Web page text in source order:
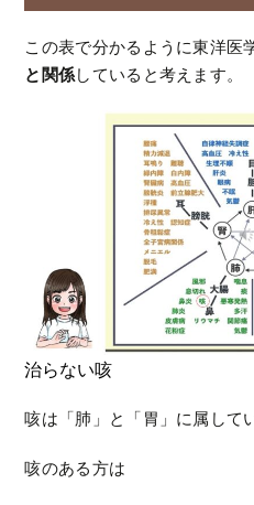
この表で分かるように東洋医
と関係していると考えます。
治らない咳
咳は「肺」と「胃」に属して
咳のある方は